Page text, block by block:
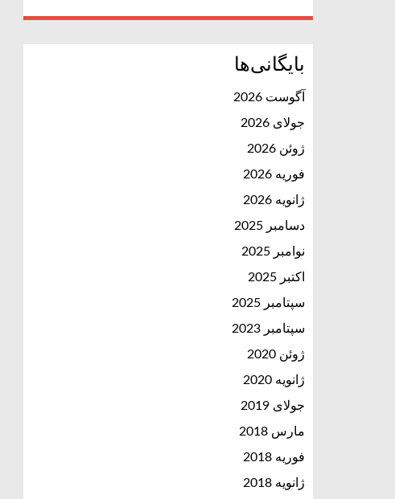
بایگانی‌ها
آگوست 2026
جولای 2026
ژوئن 2026
فوریه 2026
ژانویه 2026
دسامبر 2025
نوامبر 2025
اکتبر 2025
سپتامبر 2025
سپتامبر 2023
ژوئن 2020
ژانویه 2020
جولای 2019
مارس 2018
فوریه 2018
ژانویه 2018